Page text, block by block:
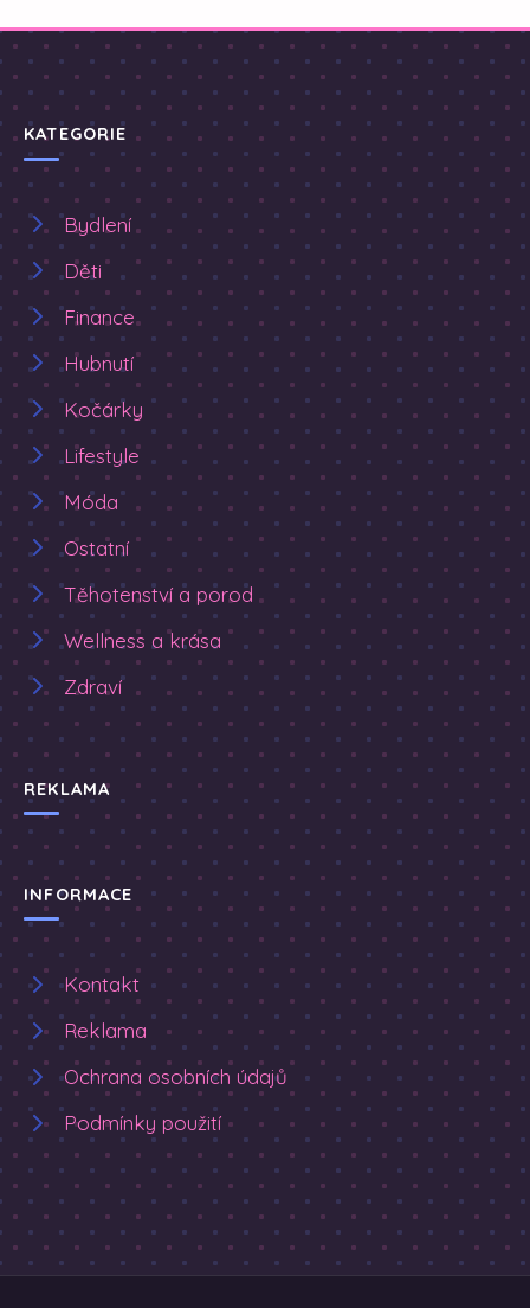
KATEGORIE
Bydlení
Děti
Finance
Hubnutí
Kočárky
Lifestyle
Móda
Ostatní
Těhotenství a porod
Wellness a krása
Zdraví
REKLAMA
INFORMACE
Kontakt
Reklama
Ochrana osobních údajů
Podmínky použití